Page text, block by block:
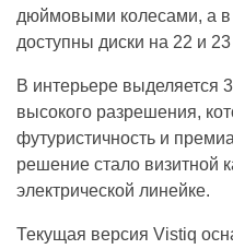
дюймовыми колесами, а
доступны диски на 22 и
В интерьере выделяется
высокого разрешения,
футуристичность и
решение стало визитной
электрической линейке.
Текущая версия Vistiq